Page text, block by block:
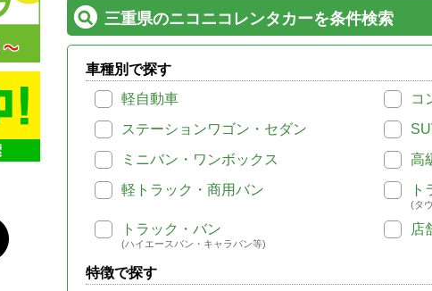
三重県のニコニコレンタカーを条件検索
車種別で探す
軽自動車
コ
ステーションワゴン・セダン
ミニバン・ワンボックス
高
軽トラック・商用バン
ト
(タ
トラック・バン
(ハイエースバン・キャラバン等)
店
特徴で探す